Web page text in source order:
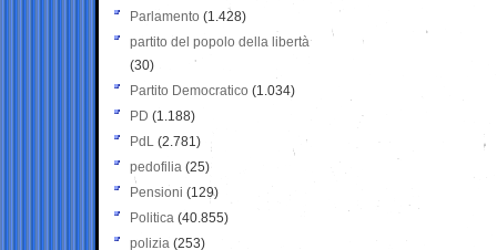
Parlamento (1.428)
partito del popolo della libertà
(30)
Partito Democratico (1.034)
PD (1.188)
PdL (2.781)
pedofilia (25)
Pensioni (129)
Politica (40.855)
polizia (253)